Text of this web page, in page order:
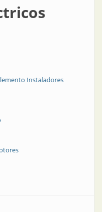
Instaladores